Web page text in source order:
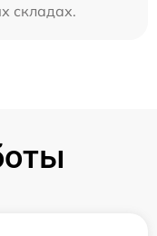
складах.